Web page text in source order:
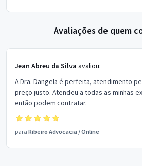
Avaliações de quem
Jean Abreu da Silva avaliou:
A Dra. Dangela é perfeita, atendimento
preço justo. Atendeu a todas as minhas expectativas,
então podem contratar.
para Ribeiro Advocacia /Online